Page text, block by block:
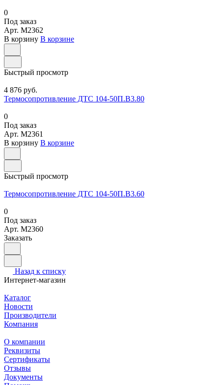
0
Под заказ
Арт. M2362
В корзину В корзине
Быстрый просмотр
4 876 руб.
Термосопротивление ДТС 104-50П.В3.80
0
Под заказ
Арт. M2361
В корзину В корзине
Быстрый просмотр
Термосопротивление ДТС 104-50П.В3.60
0
Под заказ
Арт. M2360
Заказать
Назад к списку
Интернет-магазин
Каталог
Новости
Производители
Компания
О компании
Реквизиты
Сертификаты
Отзывы
Документы